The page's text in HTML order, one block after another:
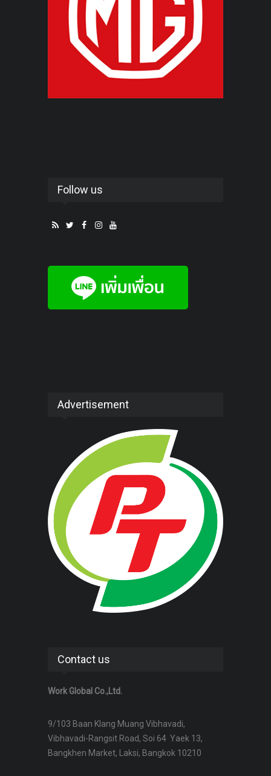
Follow us
Advertisement
Contact us
Work Global Co.,Ltd.
9/103 Baan Klang Muang Vibhavadi,
Vibhavadi-Rangsit Road, Soi 64 Yaek 13,
Bangkhen Market, Laksi, Bangkok 10210